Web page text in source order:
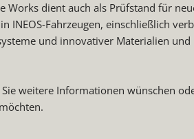
Works dient auch als Prüfstand für
INEOS-Fahrzeugen, einschließlich
und innovativer Materialien und
weitere Informationen wünschen